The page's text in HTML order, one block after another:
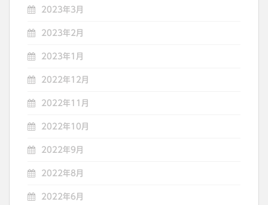
2023年3月
2023年2月
2023年1月
2022年12月
2022年11月
2022年10月
2022年9月
2022年8月
2022年6月